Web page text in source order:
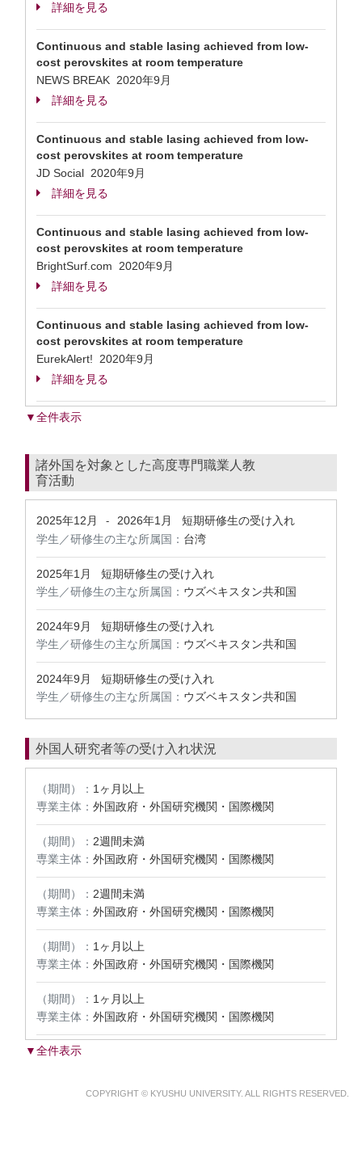
詳細を見る
Continuous and stable lasing achieved from low-
cost perovskites at room temperature
NEWS BREAK 2020年9月
詳細を見る
Continuous and stable lasing achieved from low-
cost perovskites at room temperature
JD Social 2020年9月
詳細を見る
Continuous and stable lasing achieved from low-
cost perovskites at room temperature
BrightSurf.com 2020年9月
詳細を見る
Continuous and stable lasing achieved from low-
cost perovskites at room temperature
EurekAlert! 2020年9月
詳細を見る
▼全件表示
諸外国を対象とした高度専門職業人教
育活動
2025年12月 - 2026年1月
短期研修生の受け入れ
学生／研修生の主な所属国： 台湾
2025年1月
短期研修生の受け入れ
学生／研修生の主な所属国： ウズベキスタン共和国
2024年9月
短期研修生の受け入れ
学生／研修生の主な所属国： ウズベキスタン共和国
2024年9月
短期研修生の受け入れ
学生／研修生の主な所属国： ウズベキスタン共和国
外国人研究者等の受け入れ状況
（期間）： 1ヶ月以上
専業主体： 外国政府・外国研究機関・国際機関
（期間）： 2週間未満
専業主体： 外国政府・外国研究機関・国際機関
（期間）： 2週間未満
専業主体： 外国政府・外国研究機関・国際機関
（期間）： 1ヶ月以上
専業主体： 外国政府・外国研究機関・国際機関
（期間）： 1ヶ月以上
専業主体： 外国政府・外国研究機関・国際機関
▼全件表示
COPYRIGHT © KYUSHU UNIVERSITY. ALL RIGHTS RESERVED.